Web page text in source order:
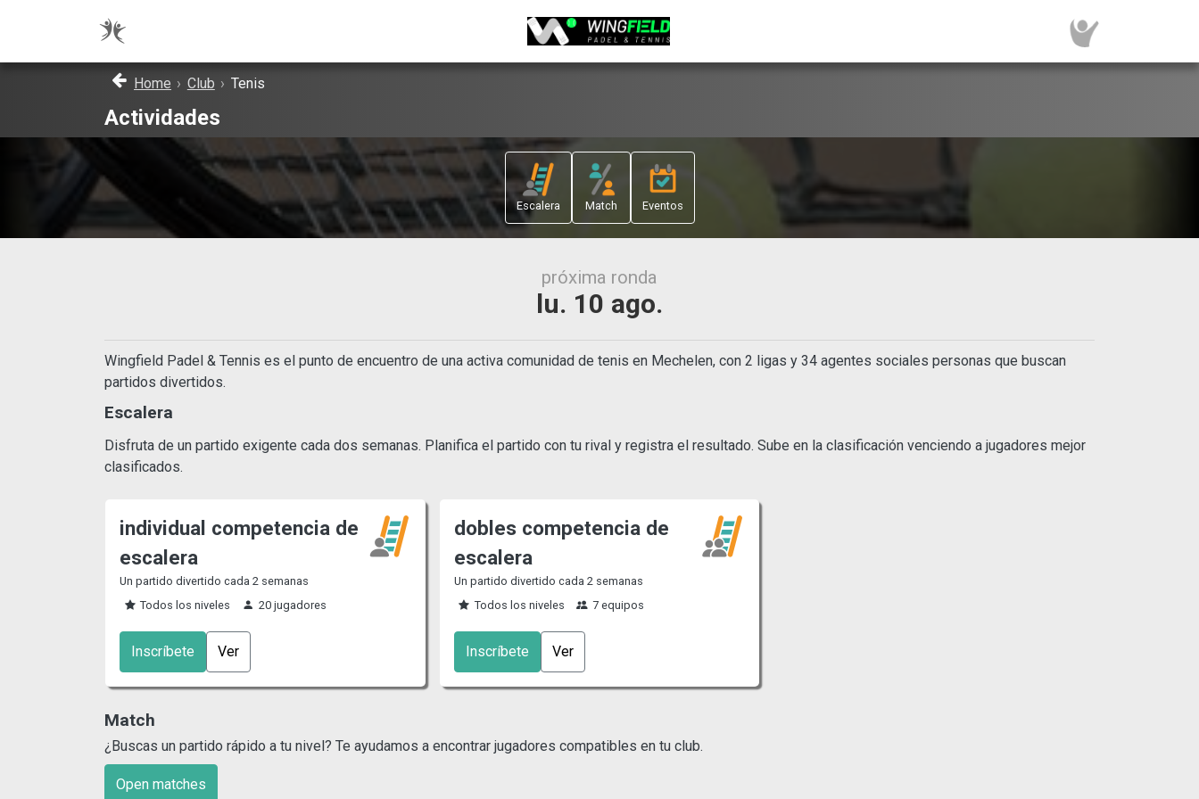
Home › Club › Tenis
Actividades
Escalera Match Eventos
próxima ronda
lu. 10 ago.
Wingfield Padel & Tennis es el punto de encuentro de una activa comunidad de tenis en Mechelen, con 2 ligas y 34 agentes sociales personas que buscan
partidos divertidos.
Escalera
Disfruta de un partido exigente cada dos semanas. Planifica el partido con tu rival y registra el resultado. Sube en la clasificación venciendo a jugadores mejor
clasificados.
individual competencia de
escalera
Un partido divertido cada 2 semanas
Todos los niveles
20 jugadores
Inscríbete Ver
dobles competencia de
escalera
Un partido divertido cada 2 semanas
Todos los niveles
7 equipos
Inscríbete Ver
Match
¿Buscas un partido rápido a tu nivel? Te ayudamos a encontrar jugadores compatibles en tu club.
Open matches